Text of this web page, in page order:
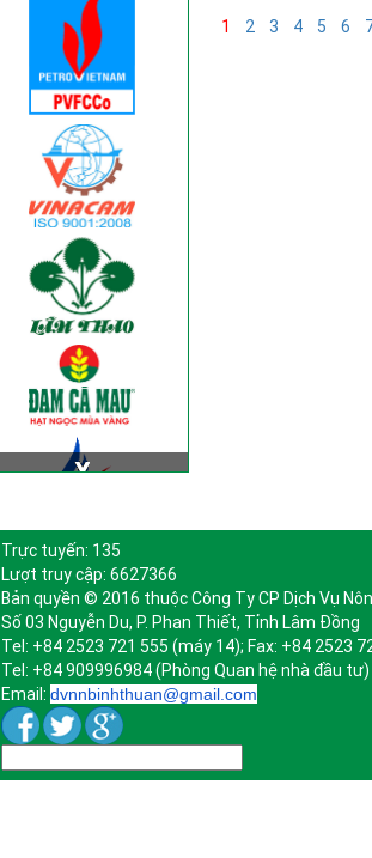
1
2 3 4 5 6
Trực tuyến: 135
Lượt truy cập: 6627366
Bản quyền © 2016 thuộc Công Ty CP Dịch Vụ
Số 03 Nguyễn Du, P. Phan Thiết, Tỉnh Lâm Đồng
Tel: +84 2523 721 555 (máy 14); Fax: +84 2523
Tel: +84 909996984 (Phòng Quan hệ nhà đầu tư)
Email: dvnnbinhthuan@gmail.com